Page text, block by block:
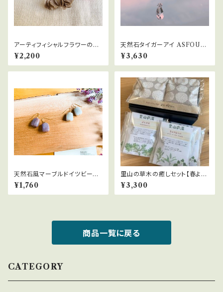
アーティフィシャルフラワーの2
wayタッセルピアス
¥2,200
天然石タイガーアイ ASFOUR
クリスタルサンキャッチャー
¥3,630
天然石風マーブルドイツビーズ
のピアス
¥1,760
里山の草木の癒しセット【春よも
ぎと小豆のピロー/里山の湯4
P】
¥3,300
商品一覧に戻る
CATEGORY